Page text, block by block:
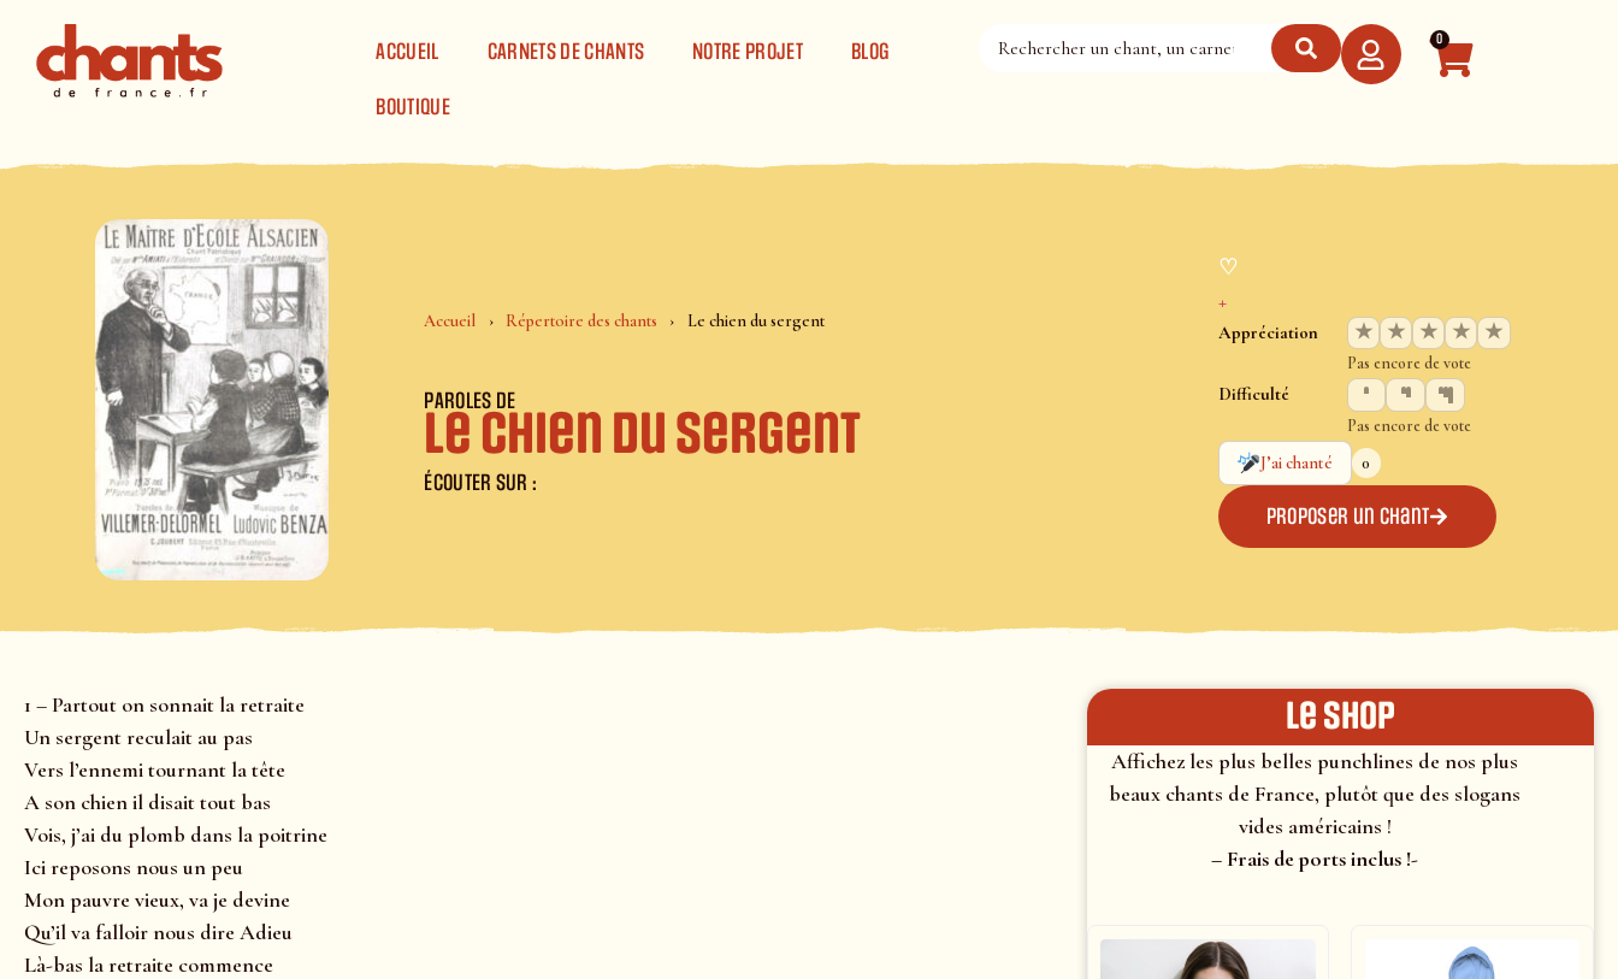
ACCUEIL
CARNETS DE CHANTS NOTRE PROJET BLOG
BOUTIQUE
0
Accueil Répertoire des chants Le chien du sergent
PAROLES DE
Le chien du sergent
ÉCOUTER SUR :
♡
+
Appréciation ★ ★ ★ ★ ★
Pas encore de vote
Difficulté
Pas encore de vote
J’ai chanté
0
Proposer un chant
1 – Partout on sonnait la retraite
Un sergent reculait au pas
Vers l’ennemi tournant la tête
A son chien il disait tout bas
Vois, j’ai du plomb dans la poitrine
Ici reposons nous un peu
Mon pauvre vieux, va je devine
Qu’il va falloir nous dire Adieu
Là-bas la retraite commence
le shop
Affichez les plus belles punchlines de nos plus
beaux chants de France, plutôt que des slogans
vides américains !
– Frais de ports inclus !-